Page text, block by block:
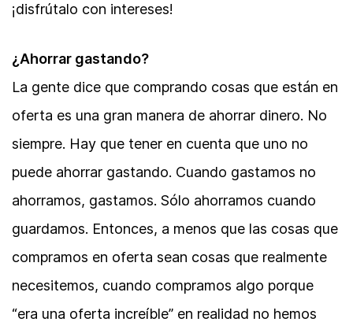
¡disfrútalo con intereses!
¿Ahorrar gastando?
La gente dice que comprando cosas que están en
oferta es una gran manera de ahorrar dinero. No
siempre. Hay que tener en cuenta que uno no
puede ahorrar gastando. Cuando gastamos no
ahorramos, gastamos. Sólo ahorramos cuando
guardamos. Entonces, a menos que las cosas que
compramos en oferta sean cosas que realmente
necesitemos, cuando compramos algo porque
“era una oferta increíble” en realidad no hemos